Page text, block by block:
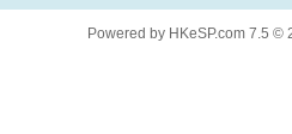
Powered by HKeSP.com 7.5 ©